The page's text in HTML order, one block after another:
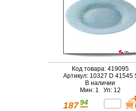
Код товара: 419095
Артикул: 10327 D 41545
В наличии
Мин: 1 Уп: 12
187 94